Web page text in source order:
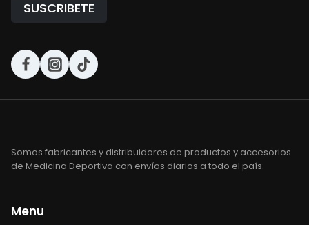
Somos fabricantes y distribuidores de productos y accesorios
de Medicina Deportiva con envíos diarios a todo el país.
Menu